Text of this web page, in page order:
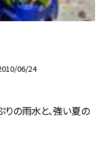
06/24
りの雨水と、強い夏の